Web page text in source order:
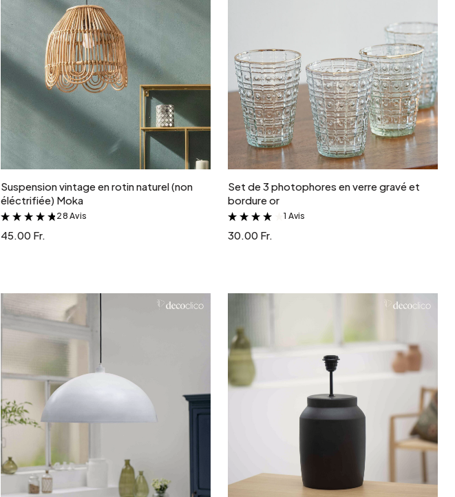
Ajouter au panier
Suspension vintage en rotin naturel (non
éléctrifiée) Moka
&
28 Avis
45.00 Fr.
Ajouter au panier
Set de 3 photophores en verre gravé et
bordure or
&
1 Avis
30.00 Fr.
Ajouter au panier Ajouter au panier